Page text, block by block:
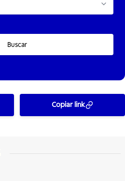
Buscar
Copiar link